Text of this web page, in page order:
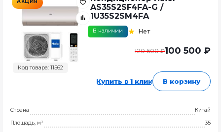
Код товара: 11562
AS35S2SF4FA-G /
1U35S2SM4FA
В наличии Нет
120 600 ₽100 500 ₽
Купить в 1 клик В корзину
Страна
Китай
Площадь, м²
35